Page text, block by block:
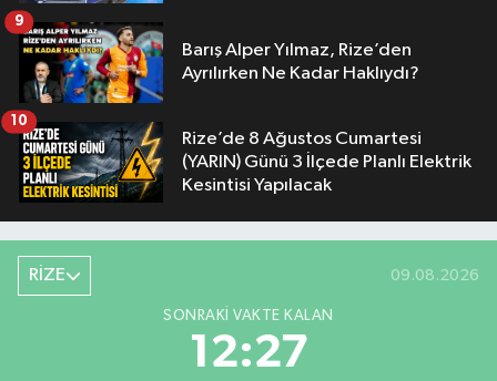
Barış Alper Yılmaz, Rize’den
Ayrılırken Ne Kadar Haklıydı?
9
Rize’de 8 Ağustos Cumartesi
(YARIN) Günü 3 İlçede Planlı Elektrik
Kesintisi Yapılacak
10
RİZE 09.08.2026
SONRAKI VAKTE KALAN
12:27